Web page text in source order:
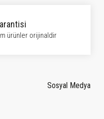
ürünler orijinaldir
Sosyal Medya